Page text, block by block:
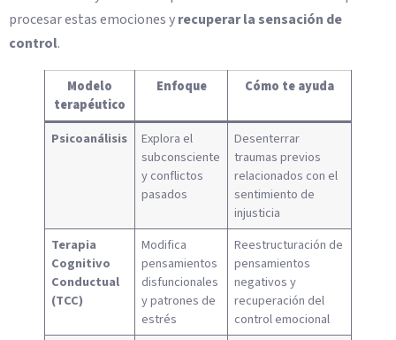
procesar estas emociones yrecuperar la sensación de
control.
Modelo
terapéutico
Enfoque Cómo te ayuda
Psicoanálisis
Explora el
subconsciente
y conflictos
pasados
Desenterrar
traumas previos
relacionados con el
sentimiento de
injusticia
Terapia
Cognitivo
Conductual
(TCC)
Modifica
pensamientos
disfuncionales
y patrones de
estrés
Reestructuración de
pensamientos
negativos y
recuperación del
control emocional